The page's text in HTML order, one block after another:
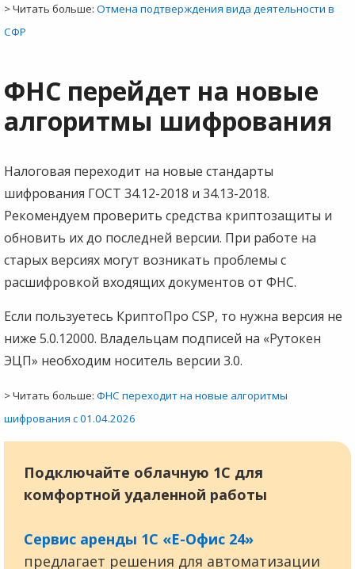
> Читать больше: Отмена подтверждения вида деятельности в
СФР
ФНС перейдет на новые
алгоритмы шифрования
Налоговая переходит на новые стандарты
шифрования ГОСТ 34.12-2018 и 34.13-2018.
Рекомендуем проверить средства криптозащиты и
обновить их до последней версии. При работе на
старых версиях могут возникать проблемы с
расшифровкой входящих документов от ФНС.
Если пользуетесь КриптоПро CSP, то нужна версия не
ниже 5.0.12000. Владельцам подписей на «Рутокен
ЭЦП» необходим носитель версии 3.0.
> Читать больше: ФНС переходит на новые алгоритмы
шифрования с 01.04.2026
Подключайте облачную 1С для
комфортной удаленной работы
Сервис аренды 1С «Е-Офис 24»
предлагает решения для автоматизации